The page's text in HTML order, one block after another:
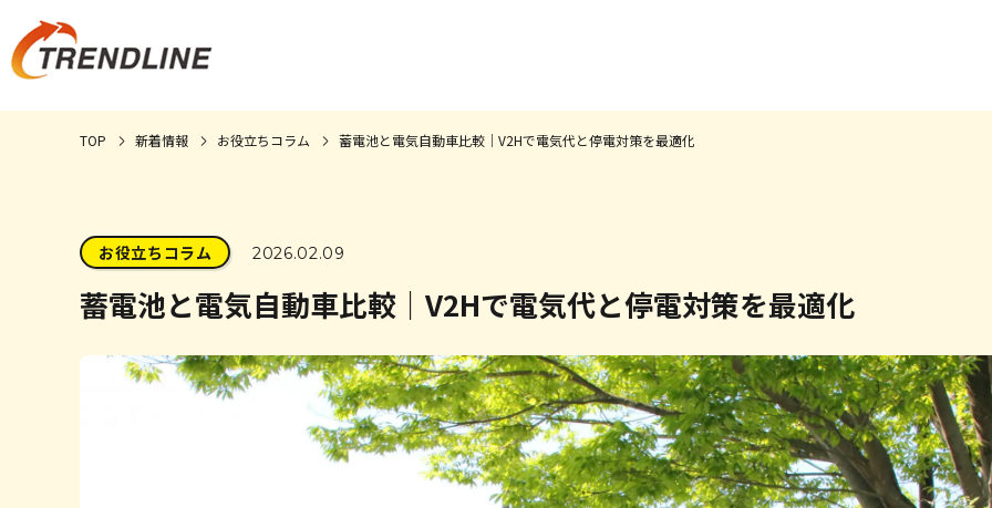
オール電化について
選ばれる理由
お役立ちコラム
TOP 新着情報 お役立ちコラム 蓄電池と電気自動車比較｜V2Hで電気代と停電対策を最適化
お役立ちコラム 2026.02.09
蓄電池と電気自動車比較｜V2Hで電気代と停電対策を最適化